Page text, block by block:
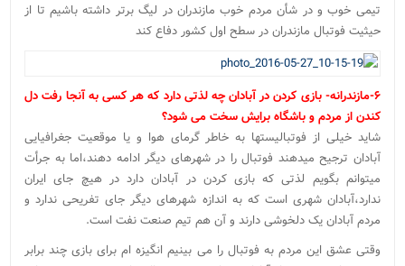
تیمی خوب و در شأن مردم خوب مازندران در لیگ برتر داشته باشیم تا از
حیثیت فوتبال مازندران در سطح اول کشور دفاع کند
۶-مازندرانه- بازی کردن در آبادان چه لذتی دارد که هر کسی به آنجا رفت دل
کندن از مردم و باشگاه برایش سخت می شود؟
شاید خیلی از فوتبالیستها به خاطر گرمای هوا و یا موقعیت جغرافیایی
آبادان ترجیح میدهند فوتبال را در شهرهای دیگر ادامه دهند،اما به جرأت
میتوانم بگویم لذتی که بازی کردن در آبادان دارد در هیچ جای ایران
ندارد،آبادان شهری است که به اندازه شهرهای دیگر جای تفریحی ندارد و
مردم آبادان یک دلخوشی دارند و آن هم تیم صنعت نفت است.
وقتی عشق این مردم به فوتبال را می بینیم انگیزه ام برای بازی چند برابر